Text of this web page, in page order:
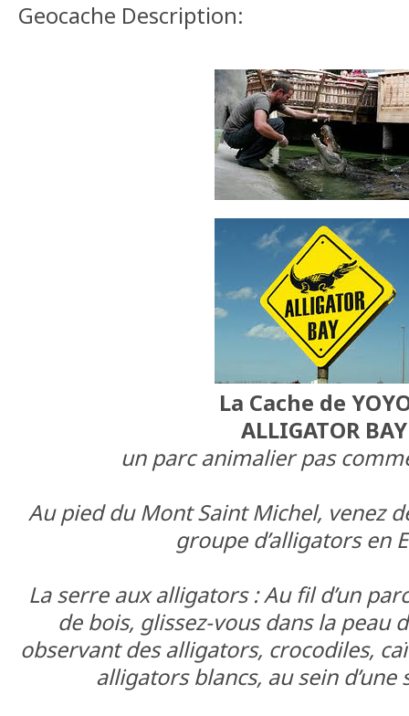
Geocache Description:
La Cache de
ALLIGATOR BAY
un parc animalier pas
Au pied du Mont Saint Michel, venez
groupe d’alligators en
La serre aux alligators : Au fil d’un
de bois, glissez-vous dans la peau
observant des alligators, crocodiles,
alligators blancs, au sein